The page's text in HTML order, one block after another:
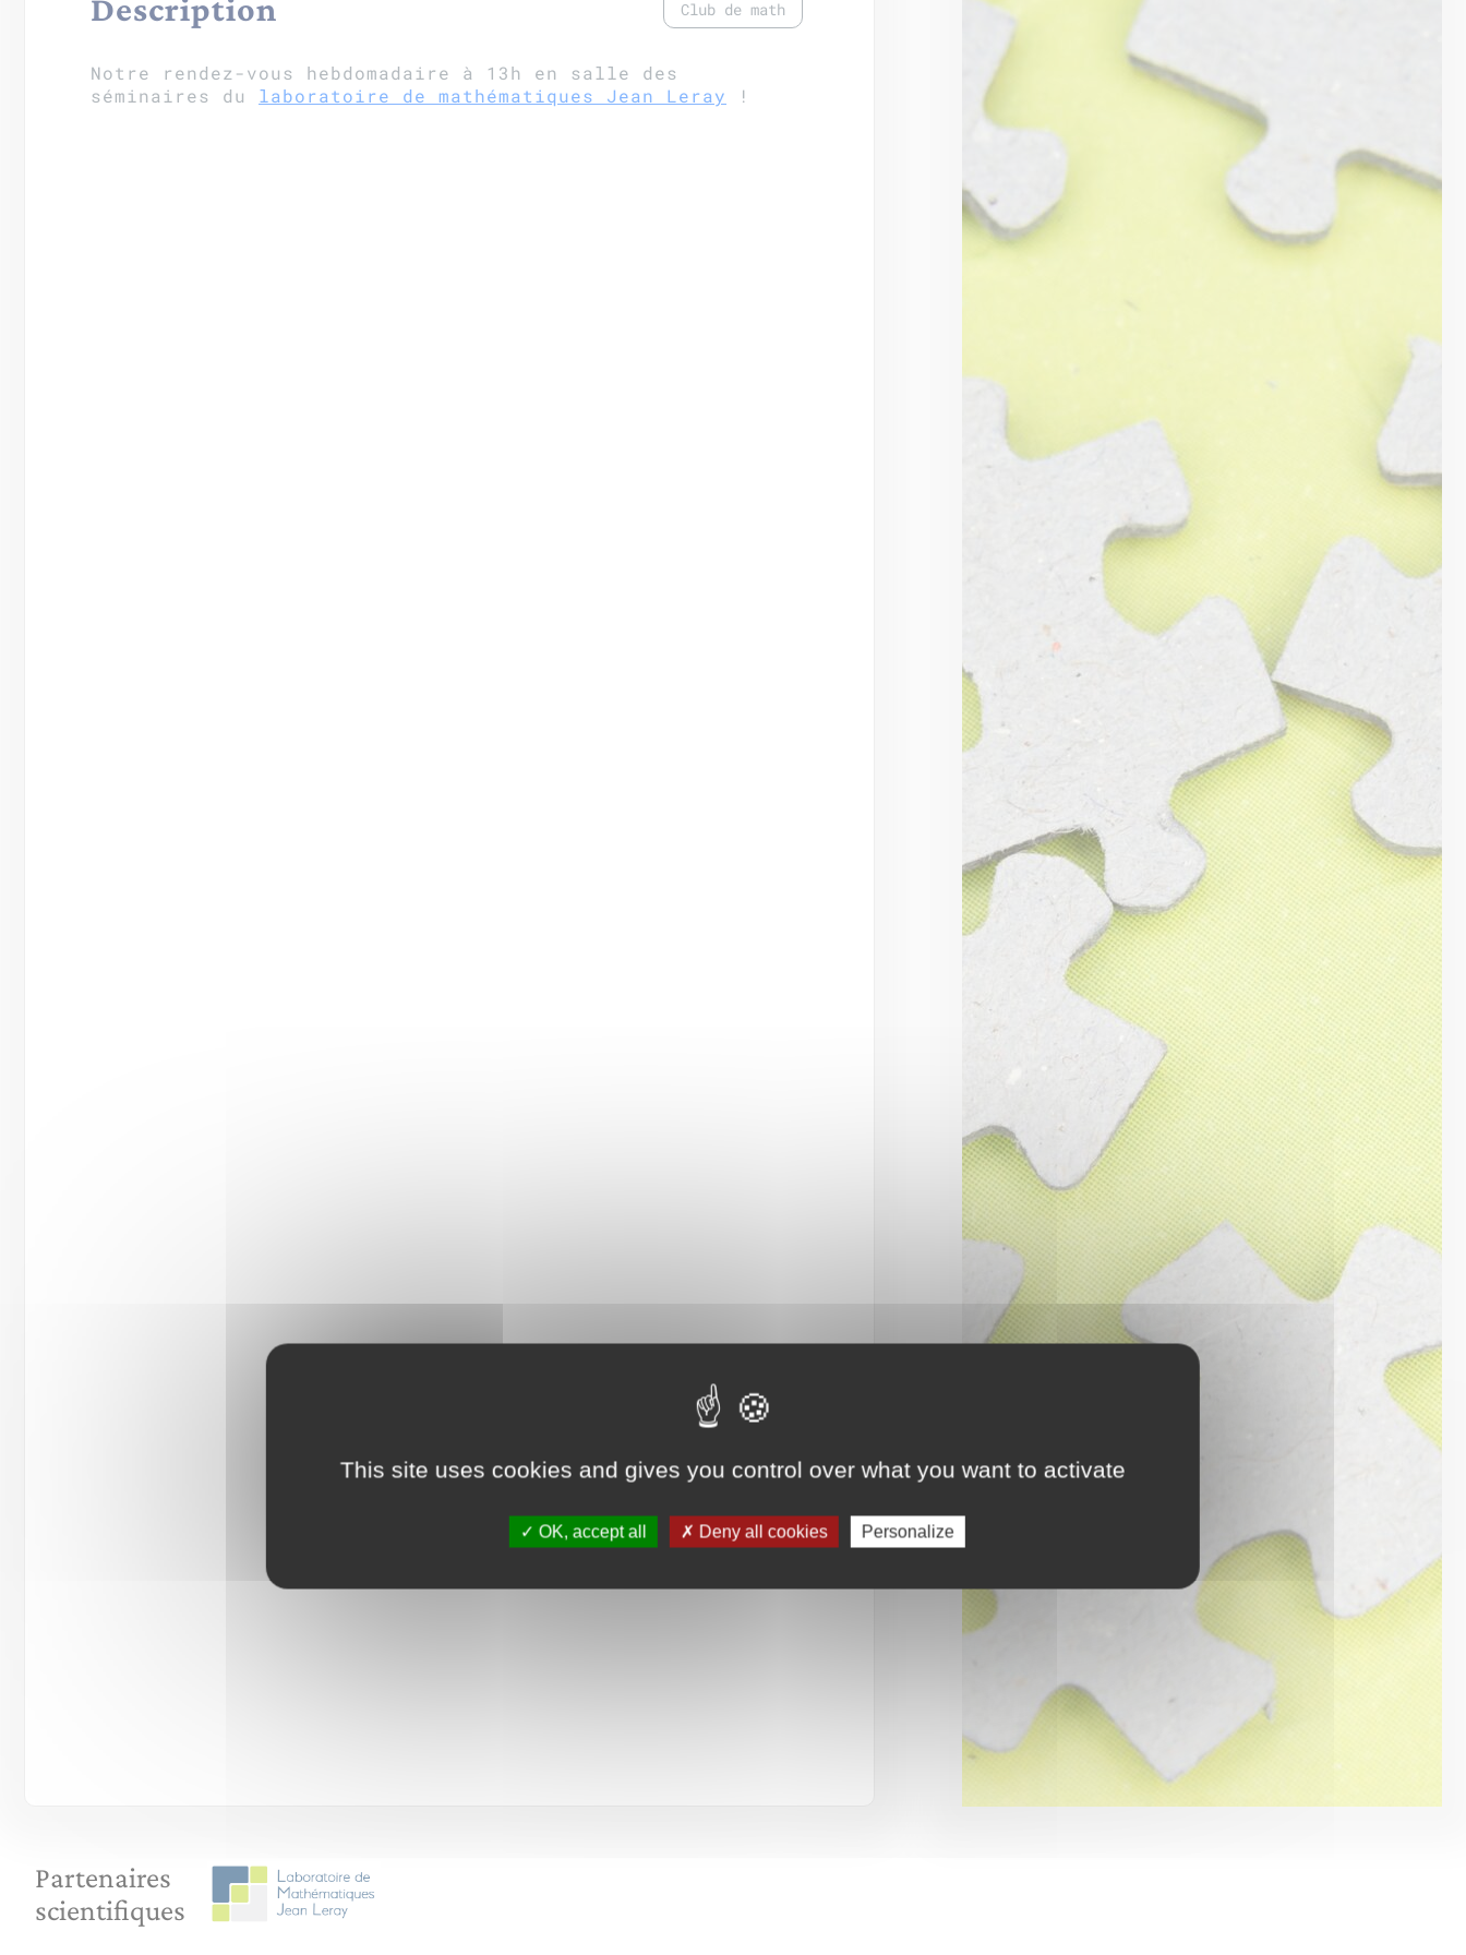
Description Club de math
Notre rendez-vous hebdomadaire à 13h en salle des
séminaires du laboratoire de mathématiques Jean Leray !
Partenaires
scientifiques
This site uses cookies and gives you control over what you want to activate
OK, accept all Deny all cookies Personalize